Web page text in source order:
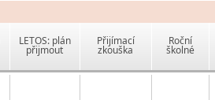
LETOS: plán
přijmout
Přijímací
zkouška
Roční
školné